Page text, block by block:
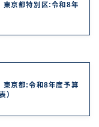
東京都特別区:令和8年
東京都:令和8年度予算
）